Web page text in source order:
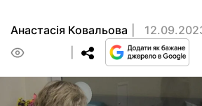
Анастасія Ковальова